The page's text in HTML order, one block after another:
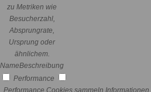
zu Metriken wie
Besucherzahl,
Absprungrate,
Ursprung oder
ähnlichem.
NameBeschreibung
Performance
Performance Cookies sammeln